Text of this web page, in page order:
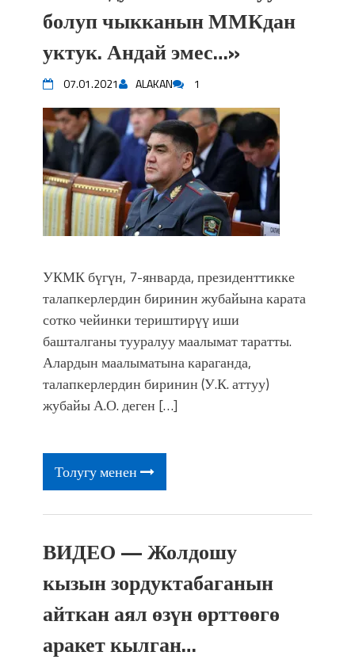
впечатляющим шоу музыкальных
фонтанов в Royal Central Park
Аида САЛЯНОВА: "Кыргыз шахмат
шайланышым сыймык жана чоң
жоопкерчилик!"
Садыр ЖАПАРОВ: “Айтматовдой
адабият алпы чыгыш үчүн, улуу көч
уланышы үчүн журнал сөзсүз керек!”
“Китепкана түнγ-2026”: Психолог
Мээрим Мураталиева менен
жолугушууга келиңиз! (Дарек. Видео)
редакторлору... (Тизме. Видео)
“КАРА КЕМПИР”: ҮМҮТТҮН
ТҮБӨЛҮК СИМВОЛУ
Кыргызстандагы эң ири музыкалуу
фонтанды көрүү үчүн Royal Central
Park'ка 30 миң адам чогулду
болуп чыкканын ММКдан
уктук. Андай эмес…»
07.01.2021 ALAKAN 1
УКМК бүгүн, 7-январда, президенттикке
талапкерлердин биринин жубайына карата
сотко чейинки териштирүү иши
башталганы тууралуу маалымат таратты.
Алардын маалыматына караганда,
талапкерлердин биринин (У.К. аттуу)
жубайы А.О. деген […]
Толугу менен
ВИДЕО — Жолдошу
кызын зордуктабаганын
айткан аял өзүн өрттөөгө
аракет кылган…